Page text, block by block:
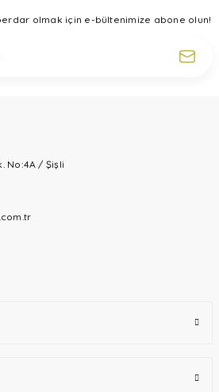
olmak için e-bültenimize abone olun!
No:4A / Şişli